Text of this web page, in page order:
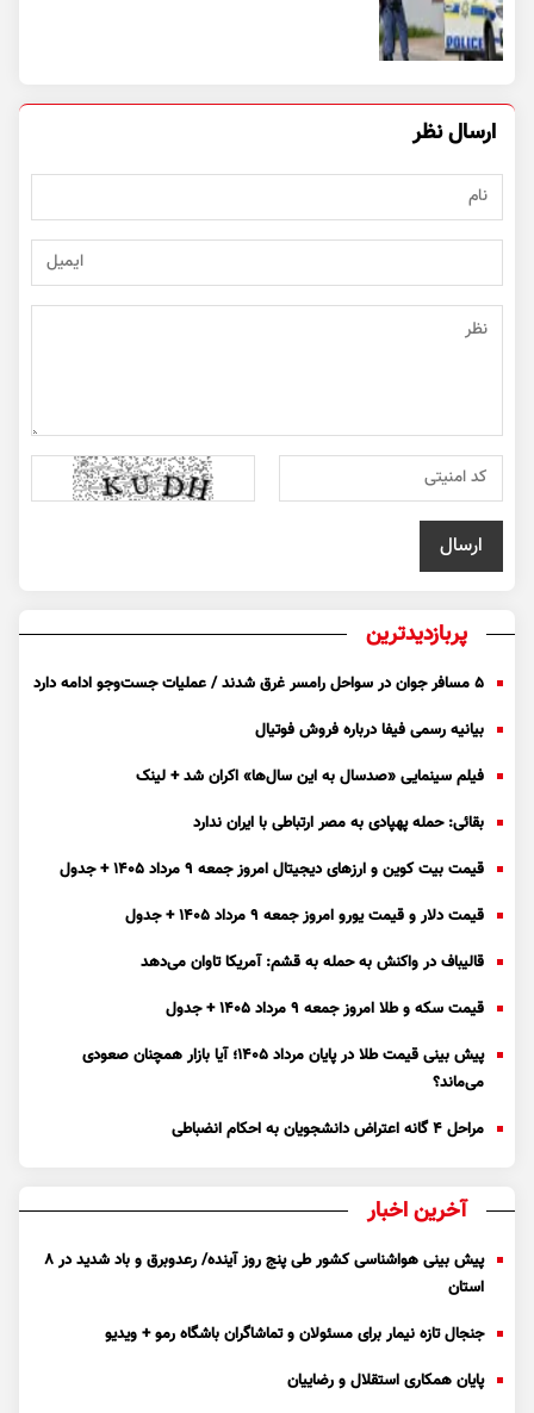
ارسال نظر
پربازدیدترین
۵ مسافر جوان در سواحل رامسر غرق شدند / عملیات جست‌و‌جو ادامه دارد
بیانیه رسمی فیفا درباره فروش فوتیال
فیلم سینمایی «صدسال به این سال‌ها» اکران شد + لینک
بقائی: حمله پهپادی به مصر ارتباطی با ایران ندارد
قیمت بیت کوین و ارز‌های دیجیتال امروز جمعه ۹ مرداد ۱۴۰۵ + جدول
قیمت دلار و قیمت یورو امروز جمعه ۹ مرداد ۱۴۰۵ + جدول
قالیباف در واکنش به حمله به قشم: آمریکا تاوان می‌دهد
قیمت سکه و طلا امروز جمعه ۹ مرداد ۱۴۰۵ + جدول
پیش بینی قیمت طلا در پایان مرداد 1405؛ آیا بازار همچنان صعودی
می‌ماند؟
مراحل ۴ گانه اعتراض دانشجویان به احکام انضباطی
آخرین اخبار
پیش بینی هواشناسی کشور طی پنج روز آینده/ رعدوبرق و باد شدید در ۸
استان
جنجال تازه نیمار برای مسئولان و تماشاگران باشگاه رمو + ویدیو
پایان همکاری استقلال و رضاییان